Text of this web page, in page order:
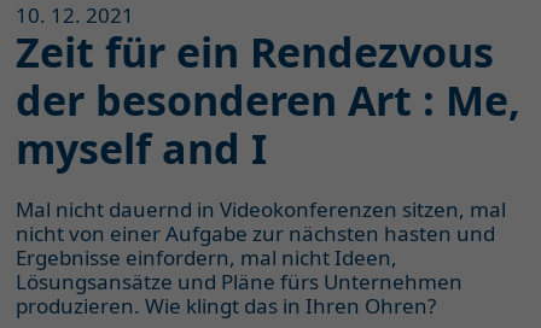
10. 12. 2021
Zeit für ein Rendezvous
der besonderen Art : Me,
myself and I
Mal nicht dauernd in Videokonferenzen sitzen, mal
nicht von einer Aufgabe zur nächsten hasten und
Ergebnisse einfordern, mal nicht Ideen,
Lösungsansätze und Pläne fürs Unternehmen
produzieren. Wie klingt das in Ihren Ohren?